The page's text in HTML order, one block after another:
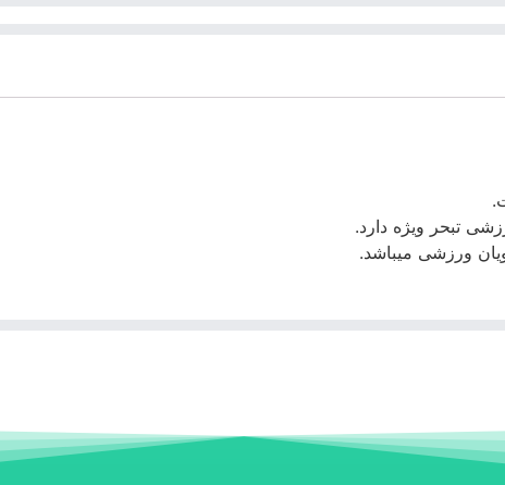
تبحر ویژه دارد.
ورزشی میباشد.